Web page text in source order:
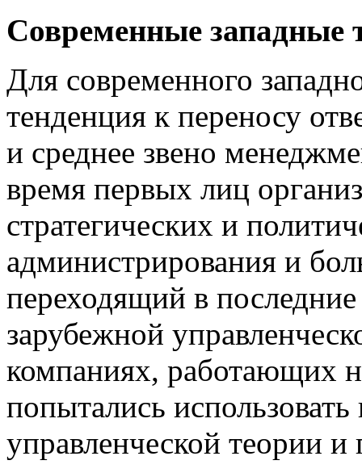
Современные западные
Для современного
тенденция к переносу
и среднее звено
время первых лиц
стратегических и
администрирования и
переходящий в
зарубежной
компаниях, работающих
попытались
управленческой теории